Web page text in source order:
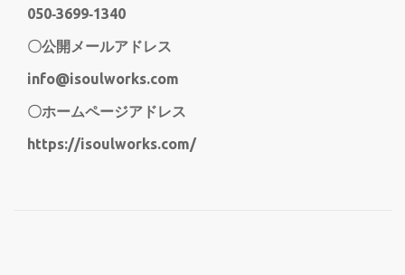
050‐3699‐1340
〇公開メールアドレス
info@isoulworks.com
〇ホームページアドレス
https://isoulworks.com/